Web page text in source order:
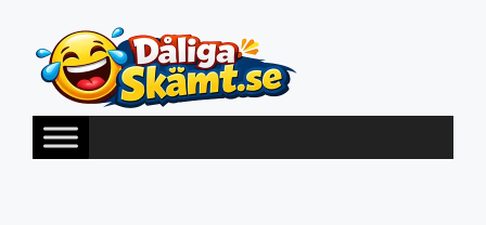
innehåll